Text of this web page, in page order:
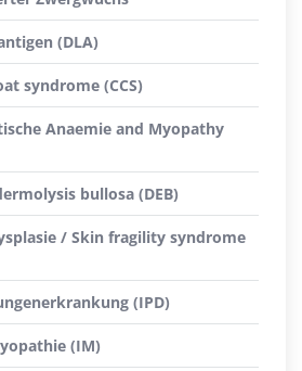
(DLA)
syndrome (CCS)
Anaemie and Myopathy
bullosa (DEB)
/ Skin fragility syndrome
(IPD)
(IM)